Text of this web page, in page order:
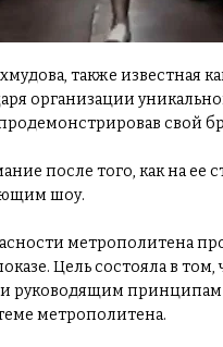
также известная
организации
свой
после того, как на ее
шоу.
метрополитена
Цель состояла в
руководящим
метрополитена.